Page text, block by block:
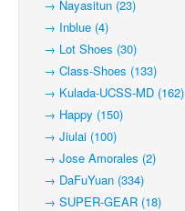
→ Nayasitun (23)
→ Inblue (4)
→ Lot Shoes (30)
→ Class-Shoes (133)
→ Kulada-UCSS-MD (162)
→ Happy (150)
→ Jiulai (100)
→ Jose Amorales (2)
→ DaFuYuan (334)
→ SUPER-GEAR (18)